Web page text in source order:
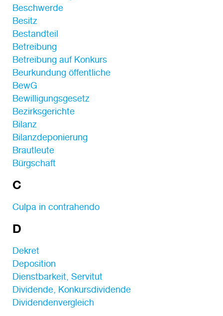
Beschwerde
Besitz
Bestandteil
Betreibung
Betreibung auf Konkurs
Beurkundung öffentliche
BewG
Bewilligungsgesetz
Bezirksgerichte
Bilanz
Bilanzdeponierung
Brautleute
Bürgschaft
C
Culpa in contrahendo
D
Dekret
Deposition
Dienstbarkeit, Servitut
Dividende, Konkursdividende
Dividendenvergleich